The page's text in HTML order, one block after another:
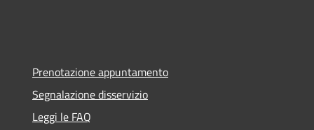
Prenotazione appuntamento
Segnalazione disservizio
Leggi le FAQ